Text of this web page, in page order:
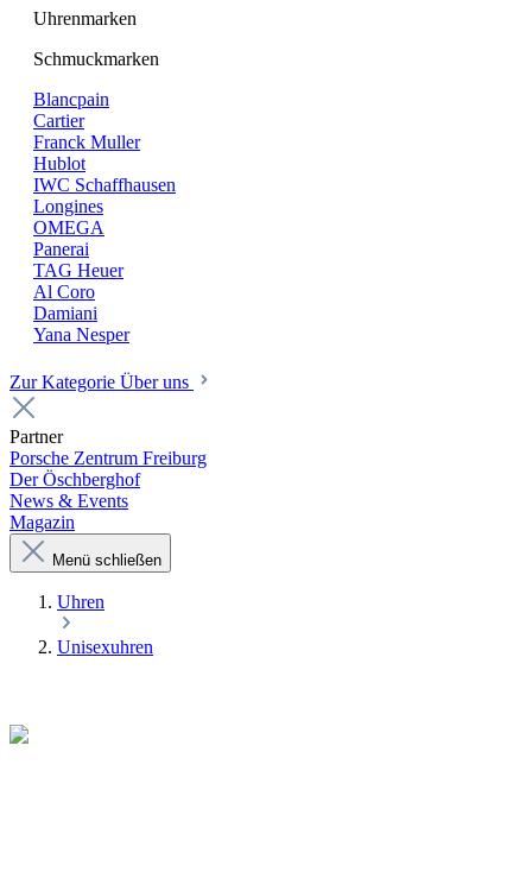
Uhrenmarken
Schmuckmarken
Blancpain
Cartier
Franck Muller
Hublot
IWC Schaffhausen
Longines
OMEGA
Panerai
TAG Heuer
Al Coro
Damiani
Yana Nesper
Zur Kategorie Über uns
Partner
Porsche Zentrum Freiburg
Der Öschberghof
News & Events
Magazin
Menü schließen
Uhren
Unisexuhren